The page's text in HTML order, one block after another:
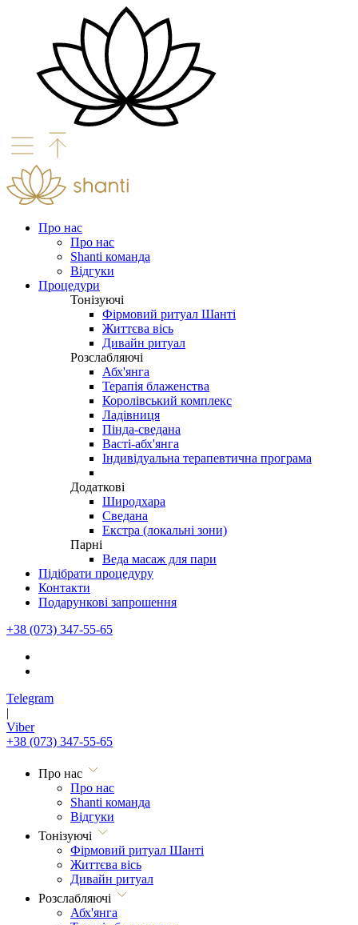
Про нас
Про нас
Shanti команда
Відгуки
Процедури
Тонізуючі
Фірмовий ритуал Шанті
Життєва вісь
Дивайн ритуал
Розслабляючі
Абх'янга
Терапія блаженства
Королівський комплекс
Ладівниця
Пінда-сведана
Васті-абх'янга
Індивідуальна терапевтична програма
Додаткові
Широдхара
Сведана
Екстра (локальні зони)
Парні
Веда масаж для пари
Підібрати процедуру
Контакти
Подарункові запрошення
+38 (073) 347-55-65
Telegram
|
Viber
+38 (073) 347-55-65
Про нас
Про нас
Shanti команда
Відгуки
Тонізуючі
Фірмовий ритуал Шанті
Життєва вісь
Дивайн ритуал
Розслабляючі
Абх'янга